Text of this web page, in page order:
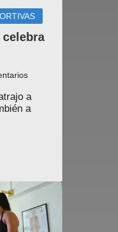
celebra
a
a